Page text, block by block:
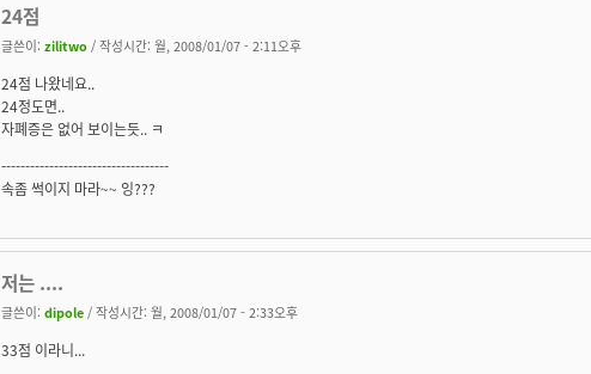
24점
글쓴이: zilitwo / 작성시간: 월, 2008/01/07 - 2:11오후
24점 나왔네요..
24정도면..
자폐증은 없어 보이는듯.. ㅋ
-----------------------------------
속좀 썩이지 마라~~ 잉???
저는 ....
글쓴이: dipole / 작성시간: 월, 2008/01/07 - 2:33오후
33점 이라니...